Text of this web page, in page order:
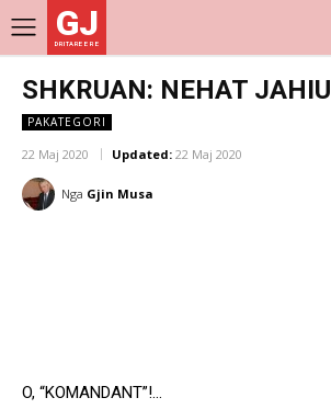
GJ
DRITARE E RE
SHKRUAN: NEHAT JAHIU
PAKATEGORI
22 Maj 2020 Updated: 22 Maj 2020
Nga Gjin Musa
O, “KOMANDANT”!…